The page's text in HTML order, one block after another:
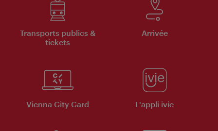
Transports publics &
tickets
Arrivée
Vienna City Card L'appli ivie